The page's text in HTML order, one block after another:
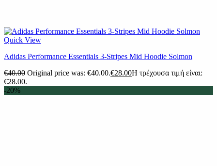
Quick View
Adidas Performance Essentials 3-Stripes Mid Hoodie Solmon
€40.00 Original price was: €40.00.€28.00Η τρέχουσα τιμή είναι:
€28.00.
-20%